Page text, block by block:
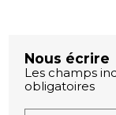
Nous écrire
Les champs
obligatoires